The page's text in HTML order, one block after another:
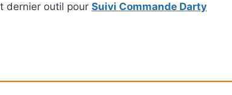
dernier outil pour Suivi Commande Darty